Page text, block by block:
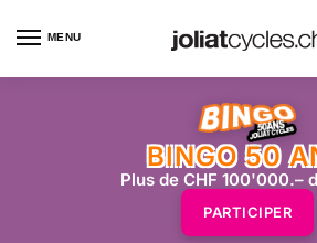
MENU
BINGO 50
Plus de CHF 100'000.–
PARTICIPER